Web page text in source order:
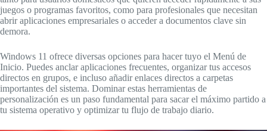
juegos o programas favoritos, como para profesionales que necesitan
abrir aplicaciones empresariales o acceder a documentos clave sin
demora.
Windows 11 ofrece diversas opciones para hacer tuyo el Menú de
Inicio. Puedes anclar aplicaciones frecuentes, organizar tus accesos
directos en grupos, e incluso añadir enlaces directos a carpetas
importantes del sistema. Dominar estas herramientas de
personalización es un paso fundamental para sacar el máximo partido a
tu sistema operativo y optimizar tu flujo de trabajo diario.